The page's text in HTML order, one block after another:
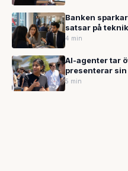
Banken
satsar på
litar på
4 min
AI-agenter tar
presenterar sin
genomgripande
5 min